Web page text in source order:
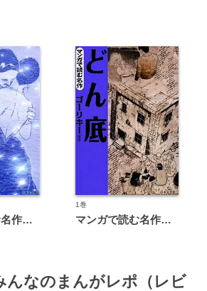
マンガで読む名作 アンナ・カレーニナ
1巻
マンガで読む名作 どん底
なのまんがレポ（レビ